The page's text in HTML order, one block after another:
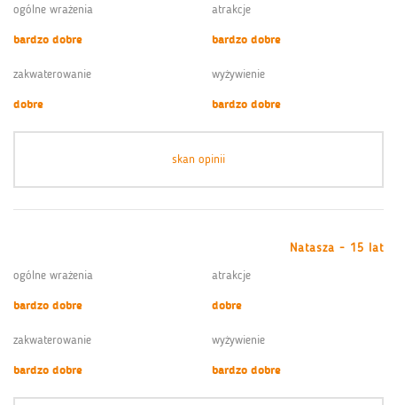
ogólne wrażenia
bardzo dobre
atrakcje
bardzo dobre
zakwaterowanie
dobre
wyżywienie
bardzo dobre
skan opinii
Natasza - 15 lat
ogólne wrażenia
bardzo dobre
atrakcje
dobre
zakwaterowanie
bardzo dobre
wyżywienie
bardzo dobre